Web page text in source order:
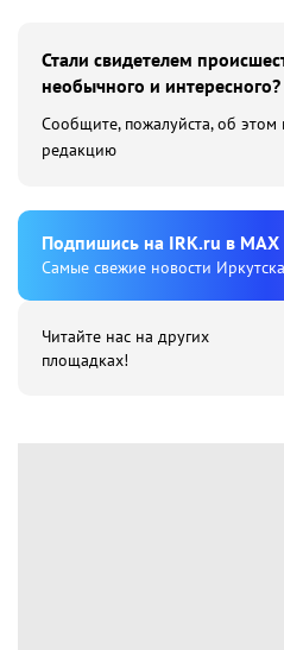
Стали свидетелем
необычного и интересного?
Сообщите, пожалуйста, об этом
редакцию
Подпишиcь на IRK.ru в MAX
Cамые свежие новости Иркутска
Читайте нас на других
площадках!